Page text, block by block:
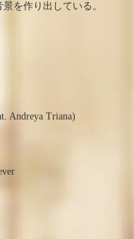
を作り出している。
Andreya Triana)